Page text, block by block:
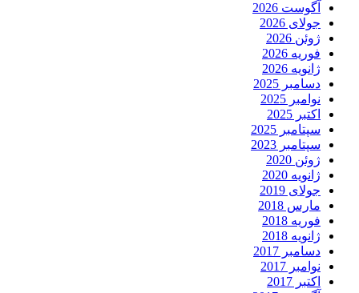
آگوست 2026
جولای 2026
ژوئن 2026
فوریه 2026
ژانویه 2026
دسامبر 2025
نوامبر 2025
اکتبر 2025
سپتامبر 2025
سپتامبر 2023
ژوئن 2020
ژانویه 2020
جولای 2019
مارس 2018
فوریه 2018
ژانویه 2018
دسامبر 2017
نوامبر 2017
اکتبر 2017